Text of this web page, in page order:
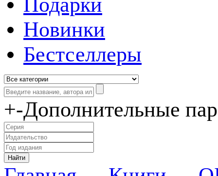
Новинки
Бестселлеры
+-Дополнительные